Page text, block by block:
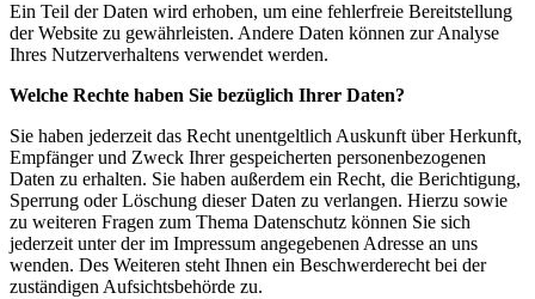
Ein Teil der Daten wird erhoben, um eine fehlerfreie Bereitstellung
der Website zu gewährleisten. Andere Daten können zur Analyse
Ihres Nutzerverhaltens verwendet werden.
Welche Rechte haben Sie bezüglich Ihrer Daten?
Sie haben jederzeit das Recht unentgeltlich Auskunft über Herkunft,
Empfänger und Zweck Ihrer gespeicherten personenbezogenen
Daten zu erhalten. Sie haben außerdem ein Recht, die Berichtigung,
Sperrung oder Löschung dieser Daten zu verlangen. Hierzu sowie
zu weiteren Fragen zum Thema Datenschutz können Sie sich
jederzeit unter der im Impressum angegebenen Adresse an uns
wenden. Des Weiteren steht Ihnen ein Beschwerderecht bei der
zuständigen Aufsichtsbehörde zu.